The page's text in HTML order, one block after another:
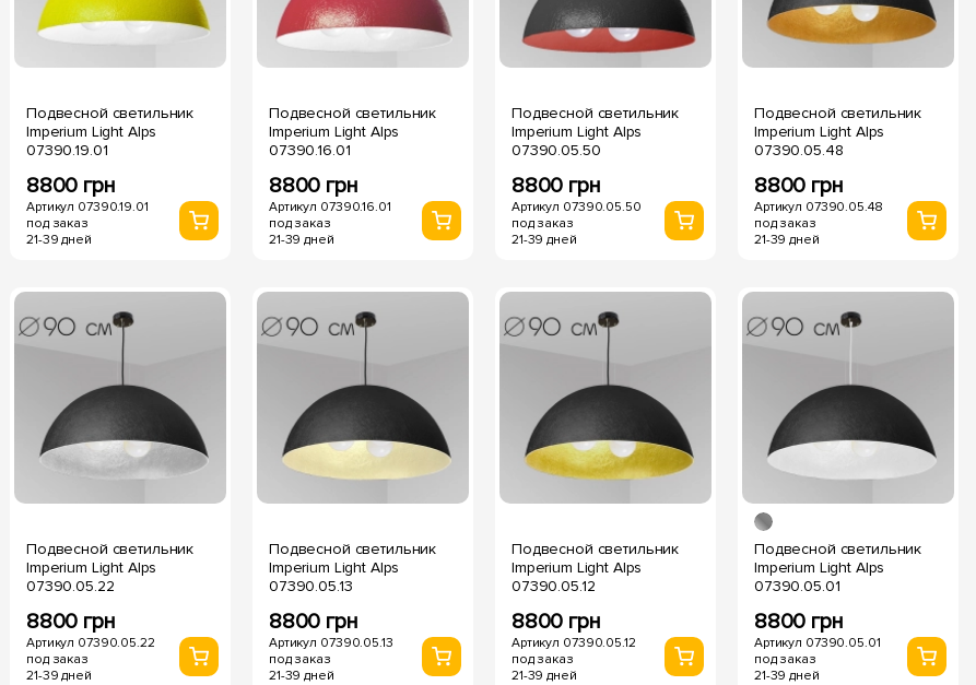
Подвесной светильник
Imperium Light Alps
07390.19.01
8800 грн
Артикул 07390.19.01
под заказ
21-39 дней
Подвесной светильник
Imperium Light Alps
07390.16.01
8800 грн
Артикул 07390.16.01
под заказ
21-39 дней
Подвесной светильник
Imperium Light Alps
07390.05.50
8800 грн
Артикул 07390.05.50
под заказ
21-39 дней
Подвесной светильник
Imperium Light Alps
07390.05.48
8800 грн
Артикул 07390.05.48
под заказ
21-39 дней
Подвесной светильник
Imperium Light Alps
07390.05.22
8800 грн
Артикул 07390.05.22
под заказ
21-39 дней
Подвесной светильник
Imperium Light Alps
07390.05.13
8800 грн
Артикул 07390.05.13
под заказ
21-39 дней
Подвесной светильник
Imperium Light Alps
07390.05.12
8800 грн
Артикул 07390.05.12
под заказ
21-39 дней
Подвесной светильник
Imperium Light Alps
07390.05.01
8800 грн
Артикул 07390.05.01
под заказ
21-39 дней